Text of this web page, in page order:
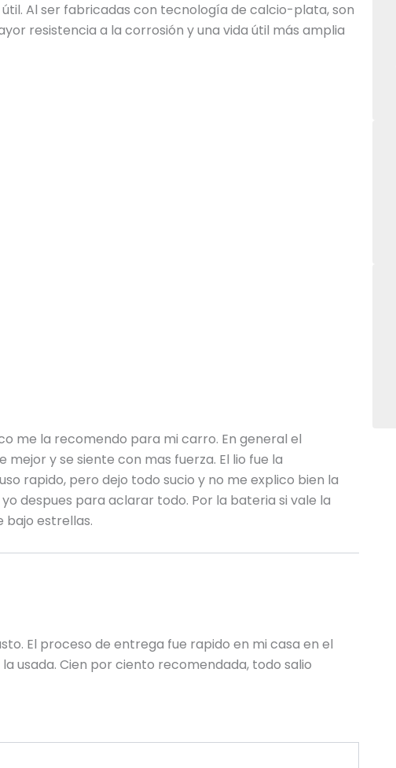
Al ser fabricadas con tecnología de calcio-plata, son
resistencia a la corrosión y una vida útil más amplia
me la recomendo para mi carro. En general el
y se siente con mas fuerza. El lio fue la
rapido, pero dejo todo sucio y no me explico bien la
despues para aclarar todo. Por la bateria si vale la
bajo estrellas.
El proceso de entrega fue rapido en mi casa en el
usada. Cien por ciento recomendada, todo salio